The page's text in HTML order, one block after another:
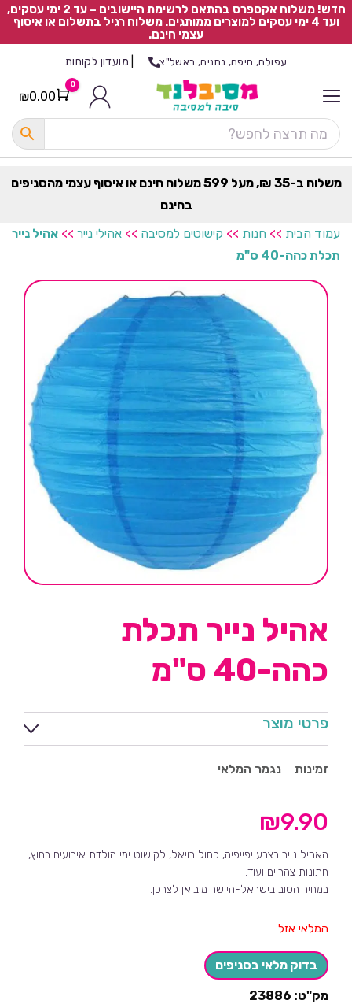
חדש! משלוח אקספרס בהתאם לרשימת היישובים – עד 2 ימי עסקים,
ועד 4 ימי עסקים למוצרים ממותגים. משלוח רגיל בתשלום או איסוף
עצמי חינם.
עפולה, חיפה, נתניה, ראשל"צ מועדון לקוחות
Cart
0
₪0.00
משלוח ב-35 ₪, מעל 599 משלוח חינם או איסוף עצמי מהסניפים
בחינם
עמוד הבית >> חנות >> קישוטים למסיבה >> אהילי נייר >> אהיל נייר
תכלת כהה-40 ס"מ
אהיל נייר תכלת
כהה-40 ס"מ
פרטי מוצר
זמינות נגמר המלאי
₪9.90
האהיל נייר בצבע יפייפיה, כחול רויאל, לקישוט ימי הולדת אירועים בחוץ,
חתונות צהריים ועוד.
במחיר הטוב בישראל-היישר מיבואן לצרכן.
המלאי אזל
בדוק מלאי בסניפים
מק"ט: 23886